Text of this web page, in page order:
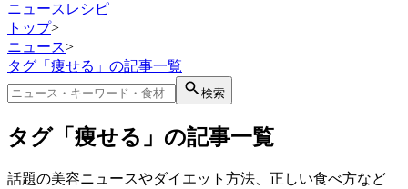
ニュース レシピ
トップ>
ニュース>
タグ「痩せる」の記事一覧
検索
タグ「痩せる」の記事一覧
話題の美容ニュースやダイエット方法、正しい食べ方など